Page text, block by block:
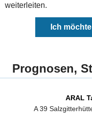
weiterleiten.
Ich
Prognosen,
ARAL
A 39